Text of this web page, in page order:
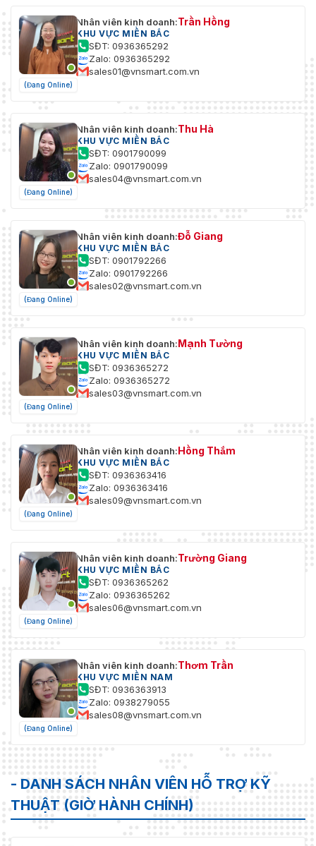
(Đang Online)
Nhân viên kinh doanh:Trần Hồng
KHU VỰC MIỀN BẮC
SĐT: 0936365292
Zalo: 0936365292
sales01@vnsmart.com.vn
(Đang Online)
Nhân viên kinh doanh:Thu Hà
KHU VỰC MIỀN BẮC
SĐT: 0901790099
Zalo: 0901790099
sales04@vnsmart.com.vn
(Đang Online)
Nhân viên kinh doanh:Đỗ Giang
KHU VỰC MIỀN BẮC
SĐT: 0901792266
Zalo: 0901792266
sales02@vnsmart.com.vn
(Đang Online)
Nhân viên kinh doanh:Mạnh Tường
KHU VỰC MIỀN BẮC
SĐT: 0936365272
Zalo: 0936365272
sales03@vnsmart.com.vn
(Đang Online)
Nhân viên kinh doanh:Hồng Thắm
KHU VỰC MIỀN BẮC
SĐT: 0936363416
Zalo: 0936363416
sales09@vnsmart.com.vn
(Đang Online)
Nhân viên kinh doanh:Trường Giang
KHU VỰC MIỀN BẮC
SĐT: 0936365262
Zalo: 0936365262
sales06@vnsmart.com.vn
(Đang Online)
Nhân viên kinh doanh:Thơm Trần
KHU VỰC MIỀN NAM
SĐT: 0936363913
Zalo: 0938279055
sales08@vnsmart.com.vn
- DANH SÁCH NHÂN VIÊN HỖ TRỢ KỸ
THUẬT (GIỜ HÀNH CHÍNH)